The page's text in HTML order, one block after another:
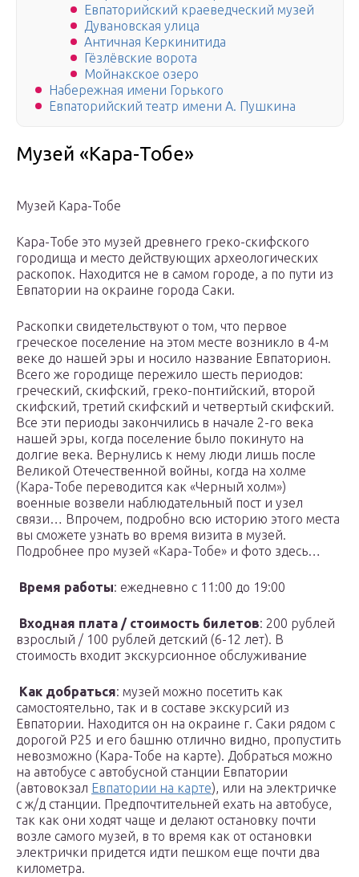
Евпаторийский краеведческий музей
Дувановская улица
Античная Керкинитида
Гёзлёвские ворота
Мойнакское озеро
Набережная имени Горького
Евпаторийский театр имени А. Пушкина
Музей «Кара-Тобе»
Музей Кара-Тобе
Кара-Тобе это музей древнего греко-скифского
городища и место действующих археологических
раскопок. Находится не в самом городе, а по пути из
Евпатории на окраине города Саки.
Раскопки свидетельствуют о том, что первое
греческое поселение на этом месте возникло в 4-м
веке до нашей эры и носило название Евпаторион.
Всего же городище пережило шесть периодов:
греческий, скифский, греко-понтийский, второй
скифский, третий скифский и четвертый скифский.
Все эти периоды закончились в начале 2-го века
нашей эры, когда поселение было покинуто на
долгие века. Вернулись к нему люди лишь после
Великой Отечественной войны, когда на холме
(Кара-Тобе переводится как «Черный холм»)
военные возвели наблюдательный пост и узел
связи… Впрочем, подробно всю историю этого места
вы сможете узнать во время визита в музей.
Подробнее про музей «Кара-Тобе» и фото здесь…
Время работы: ежедневно с 11:00 до 19:00
Входная плата / стоимость билетов: 200 рублей
взрослый / 100 рублей детский (6-12 лет). В
стоимость входит экскурсионное обслуживание
Как добраться: музей можно посетить как
самостоятельно, так и в составе экскурсий из
Евпатории. Находится он на окраине г. Саки рядом с
дорогой Р25 и его башню отлично видно, пропустить
невозможно (Кара-Тобе на карте). Добраться можно
на автобусе с автобусной станции Евпатории
(автовокзал Евпатории на карте), или на электричке
с ж/д станции. Предпочтительней ехать на автобусе,
так как они ходят чаще и делают остановку почти
возле самого музей, в то время как от остановки
электрички придется идти пешком еще почти два
километра.